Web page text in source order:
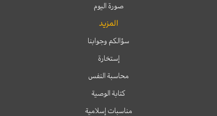
صورة اليوم
المزيد
سؤالكم وجوابنا
إستخارة
محاسبة النفس
كتابة الوصية
مناسبات إسلامية